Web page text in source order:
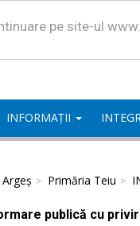
pe site-ul
INFORMAȚII
Primăria Teiu
publică cu